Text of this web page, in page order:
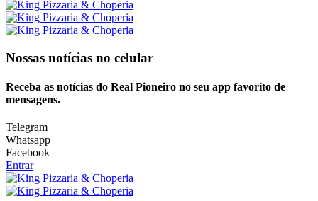
Nossas notícias no celular
Receba as notícias do Real Pioneiro no seu app favorito de
mensagens.
Telegram
Whatsapp
Facebook
Entrar